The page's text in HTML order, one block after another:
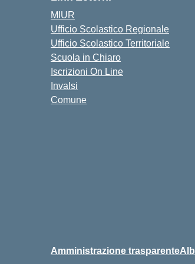
MIUR
Ufficio Scolastico Regionale
Ufficio Scolastico Territoriale
Scuola in Chiaro
Iscrizioni On Line
Invalsi
Comune
Amministrazione trasparente